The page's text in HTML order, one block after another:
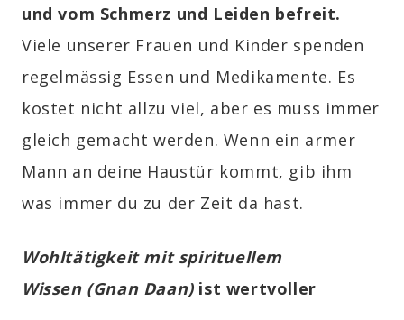
und vom Schmerz und Leiden befreit.
Viele unserer Frauen und Kinder spenden
regelmässig Essen und Medikamente. Es
kostet nicht allzu viel, aber es muss immer
gleich gemacht werden. Wenn ein armer
Mann an deine Haustür kommt, gib ihm
was immer du zu der Zeit da hast.
Wohltätigkeit mit spirituellem
Wissen (Gnan Daan)ist wertvoller